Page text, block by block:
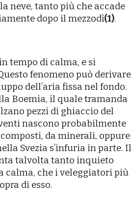
neve, tanto più che accade
dopo il mezzodì(1).
tempo di calma, e si
fenomeno può derivare
dellʼaria fissa nel fondo.
Boemia, il quale tramanda
pezzi di ghiaccio del
nascono probabilmente
da minerali, oppure
Svezia sʼinfuria in parte. Il
talvolta tanto inquieto
calma, che i veleggiatori più
di esso.